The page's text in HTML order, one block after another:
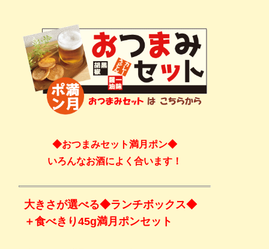
◆おつまみセット満月ポン◆
いろんなお酒によく合います！
大きさが選べる◆ランチボックス◆
＋食べきり45g満月ポンセット